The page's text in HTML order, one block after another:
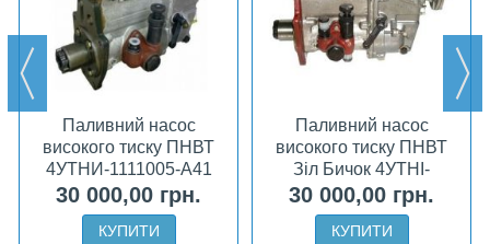
Паливний насос
високого тиску ПНВТ
4УТНИ-1111005-А41
30 000,00 грн.
КУПИТИ
Паливний насос
високого тиску ПНВТ
Зіл Бичок 4УТНІ-
Т-1111005-50
30 000,00 грн.
КУПИТИ